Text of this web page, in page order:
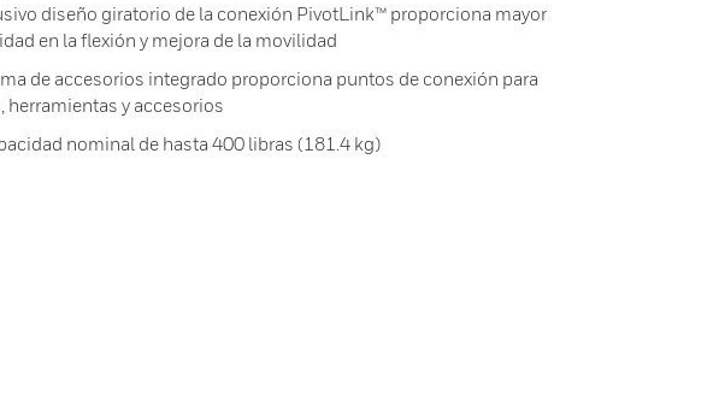
diseño giratorio de la conexión PivotLink™ proporciona mayor
en la flexión y mejora de la movilidad
de accesorios integrado proporciona puntos de conexión para
herramientas y accesorios
nominal de hasta 400 libras (181.4 kg)